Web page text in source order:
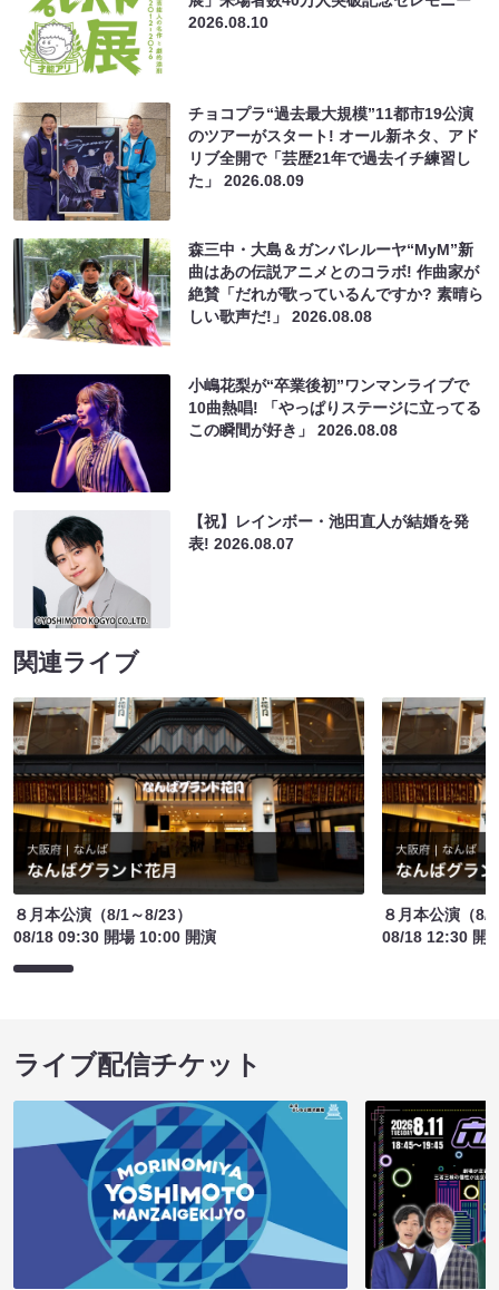
2026.08.10
チョコプラ“過去最大規模”11都市19公演
のツアーがスタート! オール新ネタ、アド
リブ全開で「芸歴21年で過去イチ練習し
た」2026.08.09
森三中・大島＆ガンバレルーヤ“MyM”新
曲はあの伝説アニメとのコラボ! 作曲家が
絶賛「だれが歌っているんですか? 素晴ら
しい歌声だ!」2026.08.08
小嶋花梨が“卒業後初”ワンマンライブで
10曲熱唱! 「やっぱりステージに立ってる
この瞬間が好き」2026.08.08
【祝】レインボー・池田直人が結婚を発
表!2026.08.07
関連ライブ
８月本公演（8/1～8/23）
08/18 09:30 開場 10:00 開演
８月本公演（8/
08/18 12:30 開
ライブ配信チケット